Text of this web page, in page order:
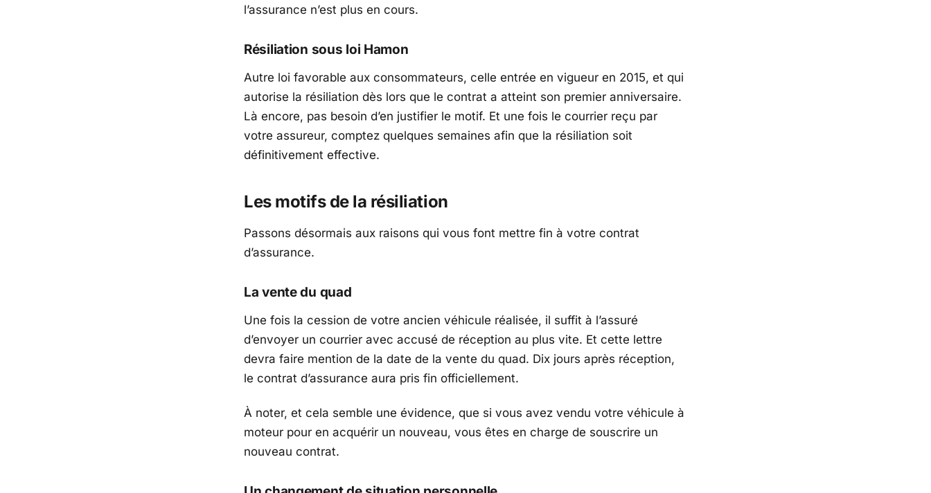
l’assurance n’est plus en cours.
Résiliation sous loi Hamon
Autre loi favorable aux consommateurs, celle entrée en vigueur en 2015, et qui
autorise la résiliation dès lors que le contrat a atteint son premier anniversaire.
Là encore, pas besoin d’en justifier le motif. Et une fois le courrier reçu par
votre assureur, comptez quelques semaines afin que la résiliation soit
définitivement effective.
Les motifs de la résiliation
Passons désormais aux raisons qui vous font mettre fin à votre contrat
d’assurance.
La vente du quad
Une fois la cession de votre ancien véhicule réalisée, il suffit à l’assuré
d’envoyer un courrier avec accusé de réception au plus vite. Et cette lettre
devra faire mention de la date de la vente du quad. Dix jours après réception,
le contrat d’assurance aura pris fin officiellement.
À noter, et cela semble une évidence, que si vous avez vendu votre véhicule à
moteur pour en acquérir un nouveau, vous êtes en charge de souscrire un
nouveau contrat.